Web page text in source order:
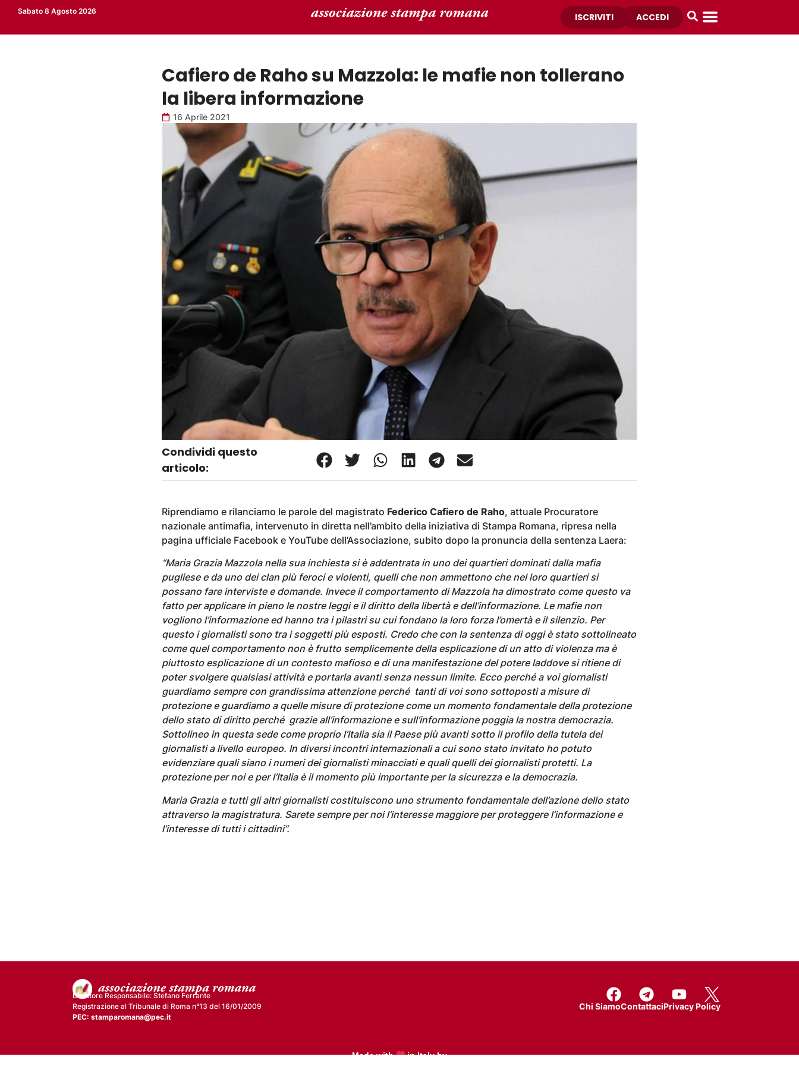
Sabato 8 Agosto 2026
ISCRIVITI ACCEDI
Cafiero de Raho su Mazzola: le mafie non tollerano
la libera informazione
16 Aprile 2021
Condividi questo
articolo:
Riprendiamo e rilanciamo le parole del magistrato Federico Cafiero de Raho, attuale Procuratore
nazionale antimafia, intervenuto in diretta nell’ambito della iniziativa di Stampa Romana, ripresa nella
pagina ufficiale Facebook e YouTube dell’Associazione, subito dopo la pronuncia della sentenza Laera:
“Maria Grazia Mazzola nella sua inchiesta si è addentrata in uno dei quartieri dominati dalla mafia
pugliese e da uno dei clan più feroci e violenti, quelli che non ammettono che nel loro quartieri si
possano fare interviste e domande. Invece il comportamento di Mazzola ha dimostrato come questo va
fatto per applicare in pieno le nostre leggi e il diritto della libertà e dell’informazione. Le mafie non
vogliono l’informazione ed hanno tra i pilastri su cui fondano la loro forza l’omertà e il silenzio. Per
questo i giornalisti sono tra i soggetti più esposti. Credo che con la sentenza di oggi è stato sottolineato
come quel comportamento non è frutto semplicemente della esplicazione di un atto di violenza ma è
piuttosto esplicazione di un contesto mafioso e di una manifestazione del potere laddove si ritiene di
poter svolgere qualsiasi attività e portarla avanti senza nessun limite. Ecco perché a voi giornalisti
guardiamo sempre con grandissima attenzione perché tanti di voi sono sottoposti a misure di
protezione e guardiamo a quelle misure di protezione come un momento fondamentale della protezione
dello stato di diritto perché grazie all’informazione e sull’informazione poggia la nostra democrazia.
Sottolineo in questa sede come proprio l’Italia sia il Paese più avanti sotto il profilo della tutela dei
giornalisti a livello europeo. In diversi incontri internazionali a cui sono stato invitato ho potuto
evidenziare quali siano i numeri dei giornalisti minacciati e quali quelli dei giornalisti protetti. La
protezione per noi e per l’Italia è il momento più importante per la sicurezza e la democrazia.
Maria Grazia e tutti gli altri giornalisti costituiscono uno strumento fondamentale dell’azione dello stato
attraverso la magistratura. Sarete sempre per noi l’interesse maggiore per proteggere l’informazione e
l’interesse di tutti i cittadini”.
Direttore Responsabile: Stefano Ferrante
Registrazione al Tribunale di Roma n°13 del 16/01/2009
PEC: stamparomana@pec.it
Chi SiamoContattaciPrivacy Policy
Made with in Italy by